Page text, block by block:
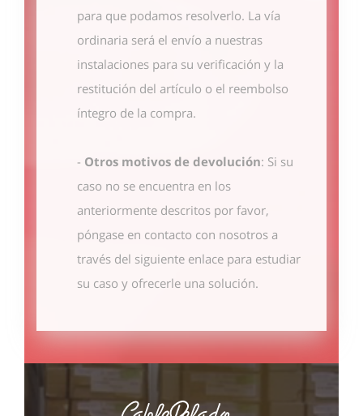
para que podamos resolverlo. La vía
ordinaria será el envío a nuestras
instalaciones para su verificación y la
restitución del artículo o el reembolso
íntegro de la compra.
- Otros motivos de devolución: Si su
caso no se encuentra en los
anteriormente descritos por favor,
póngase en contacto con nosotros a
través del siguiente enlace para estudiar
su caso y ofrecerle una solución.